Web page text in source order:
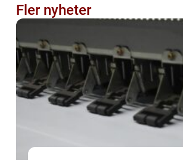
Fler nyheter